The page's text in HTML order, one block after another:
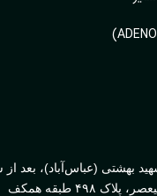
(عباس‌آباد)، بعد از
همکف